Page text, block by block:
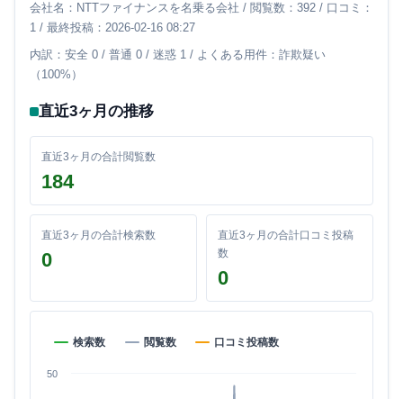
会社名：NTTファイナンスを名乗る会社 / 閲覧数：392 / 口コミ：
1 / 最終投稿：2026-02-16 08:27
内訳：安全 0 / 普通 0 / 迷惑 1 / よくある用件：詐欺疑い
（100%）
直近3ヶ月の推移
直近3ヶ月の合計閲覧数
184
直近3ヶ月の合計検索数
0
直近3ヶ月の合計口コミ投稿
数
0
検索数 閲覧数 口コミ投稿数
50